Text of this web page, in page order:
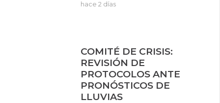
hace 2 días
COMITÉ DE CRISIS:
REVISIÓN DE
PROTOCOLOS ANTE
PRONÓSTICOS DE
LLUVIAS